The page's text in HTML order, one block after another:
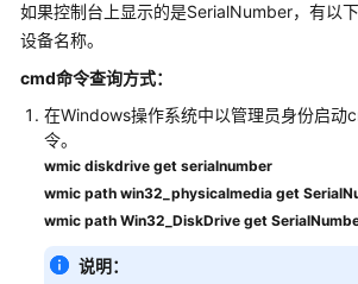
常
见
题
常
见
如果控制台上显示的是SerialNumber，有以
设备名称。
cmd命令查询方式：
在Windows操作系统中以管理员身份启动
令。
wmic diskdrive get serialnumber
wmic path win32_physicalmedia get
wmic path Win32_DiskDrive get
说明：